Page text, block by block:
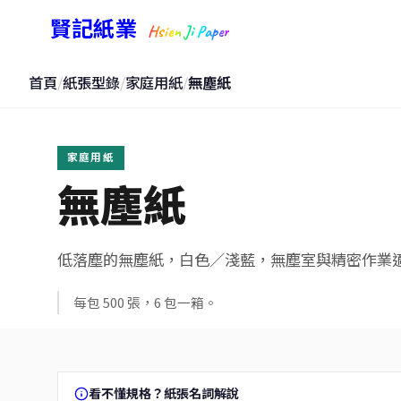
賢記紙業 Hsien Ji Paper
首頁/紙張型錄/家庭用紙/無塵紙
家庭用紙
無塵紙
低落塵的無塵紙，白色／淺藍，無塵室與精密作業
每包 500 張，6 包一箱。
看不懂規格？紙張名詞解說